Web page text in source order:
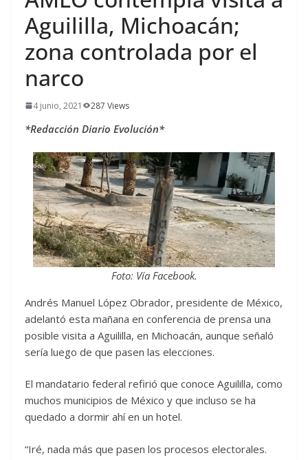
Aguililla, Michoacán;
zona controlada por el
narco
4 junio, 2021 287 Views
*Redacción Diario Evolución*
Foto: Vía Facebook.
Andrés Manuel López Obrador, presidente de México,
adelantó esta mañana en conferencia de prensa una
posible visita a Aguililla, en Michoacán, aunque señaló
sería luego de que pasen las elecciones.
El mandatario federal refirió que conoce Aguililla, como
muchos municipios de México y que incluso se ha
quedado a dormir ahí en un hotel.
“Iré, nada más que pasen los procesos electorales.